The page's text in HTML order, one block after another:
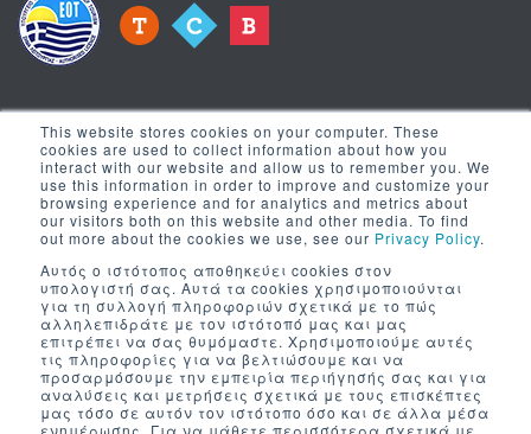
This website stores cookies on your computer. These
cookies are used to collect information about how you
interact with our website and allow us to remember you. We
use this information in order to improve and customize your
browsing experience and for analytics and metrics about
our visitors both on this website and other media. To find
out more about the cookies we use, see our Privacy Policy.
Αυτός ο ιστότοπος αποθηκεύει cookies στον
υπολογιστή σας. Αυτά τα cookies χρησιμοποιούνται
για τη συλλογή πληροφοριών σχετικά με το πώς
αλληλεπιδράτε με τον ιστότοπό μας και μας
επιτρέπει να σας θυμόμαστε. Χρησιμοποιούμε αυτές
τις πληροφορίες για να βελτιώσουμε και να
προσαρμόσουμε την εμπειρία περιήγησής σας και για
αναλύσεις και μετρήσεις σχετικά με τους επισκέπτες
μας τόσο σε αυτόν τον ιστότοπο όσο και σε άλλα μέσα
ενημέρωσης. Για να μάθετε περισσότερα σχετικά με
Λίστα Επικοινωνίας
νέα μας